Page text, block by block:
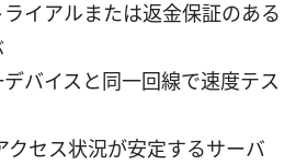
イアルまたは返金保証のある
バイスと同一回線で速度テス
クセス状況が安定するサーバ